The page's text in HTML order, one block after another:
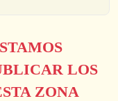
LOS
ZONA